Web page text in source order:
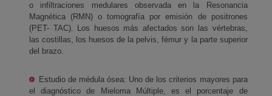
o infiltraciones medulares observada en la Resonancia
Magnética (RMN) o tomografía por emisión de positrones
(PET- TAC). Los huesos más afectados son las vértebras,
las costillas, los huesos de la pelvis, fémur y la parte superior
del brazo.
Estudio de médula ósea: Uno de los criterios mayores para
el diagnóstico de Mieloma Múltiple, es el porcentaje de